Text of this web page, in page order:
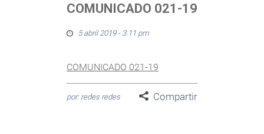
COMUNICADO 021-19
5 abril 2019 - 3:11 pm
COMUNICADO 021-19
por: redes redes Compartir